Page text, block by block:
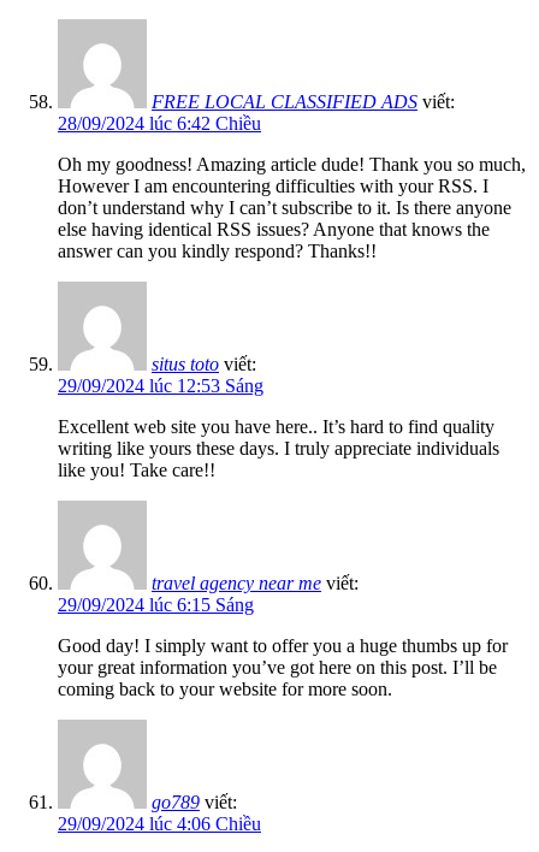
FREE LOCAL CLASSIFIED ADS viết:
28/09/2024 lúc 6:42 Chiều
Oh my goodness! Amazing article dude! Thank you so much,
However I am encountering difficulties with your RSS. I
don’t understand why I can’t subscribe to it. Is there anyone
else having identical RSS issues? Anyone that knows the
answer can you kindly respond? Thanks!!
situs toto viết:
29/09/2024 lúc 12:53 Sáng
Excellent web site you have here.. It’s hard to find quality
writing like yours these days. I truly appreciate individuals
like you! Take care!!
travel agency near me viết:
29/09/2024 lúc 6:15 Sáng
Good day! I simply want to offer you a huge thumbs up for
your great information you’ve got here on this post. I’ll be
coming back to your website for more soon.
go789 viết:
29/09/2024 lúc 4:06 Chiều